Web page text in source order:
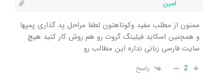
امین
ممنون از مطلب مفید وکوتاهتون لطفا مراحل پد گذاری پمپها
و همچنین اسکاید فیلینگ گروت رو هم روش کار کنید هیچ
سایت فارسی زبانی نداره این مطالب رو
2 پاسخ